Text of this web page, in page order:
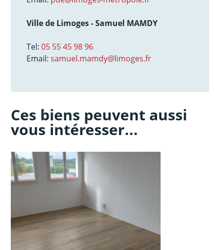
Ville de Limoges - Samuel MAMDY
Tel:05 55 45 98 96
Email:samuel.mamdy@limoges.fr
Ces biens peuvent aussi
vous intéresser...